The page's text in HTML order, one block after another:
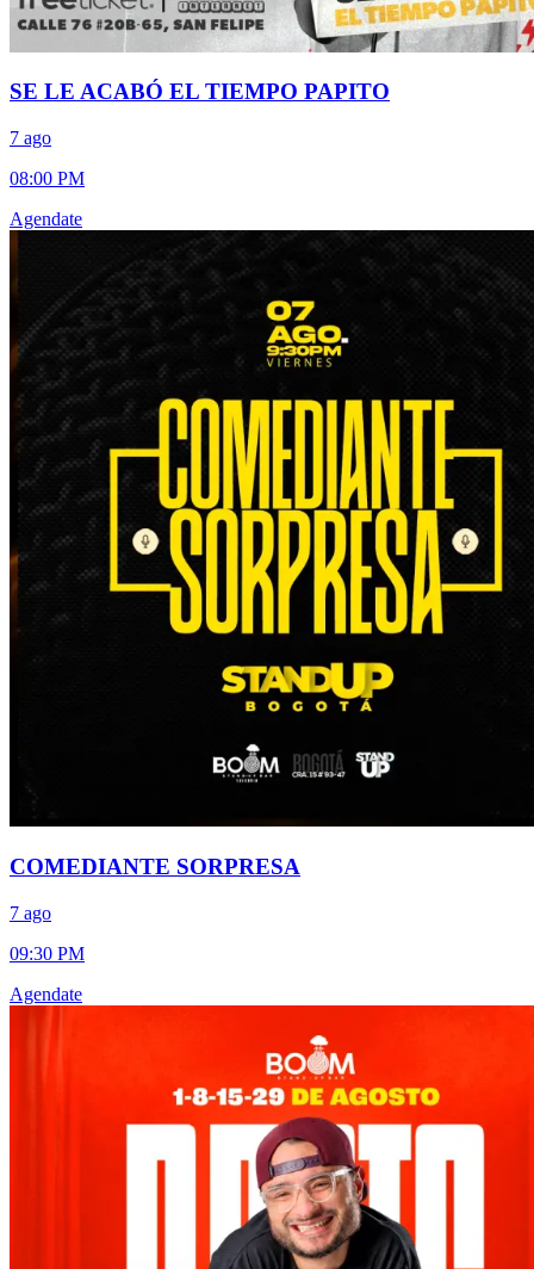
SE LE ACABÓ EL TIEMPO PAPITO
7 ago
08:00 PM
Agendate
COMEDIANTE SORPRESA
7 ago
09:30 PM
Agendate